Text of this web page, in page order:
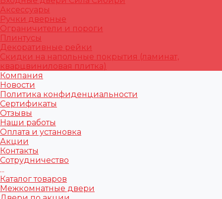
Аксессуары
Ручки дверные
Ограничители и пороги
Плинтусы
Декоративные рейки
Скидки на напольные покрытия (ламинат,
кварцвиниловая плитка)
Компания
Новости
Политика конфиденциальности
Сертификаты
Отзывы
Наши работы
Оплата и установка
Акции
Контакты
Сотрудничество
...
Каталог товаров
Межкомнатные двери